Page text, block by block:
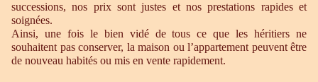
successions, nos prix sont justes et nos prestations rapides et
soignées.
Ainsi, une fois le bien vidé de tous ce que les héritiers ne
souhaitent pas conserver, la maison ou l’appartement peuvent être
de nouveau habités ou mis en vente rapidement.